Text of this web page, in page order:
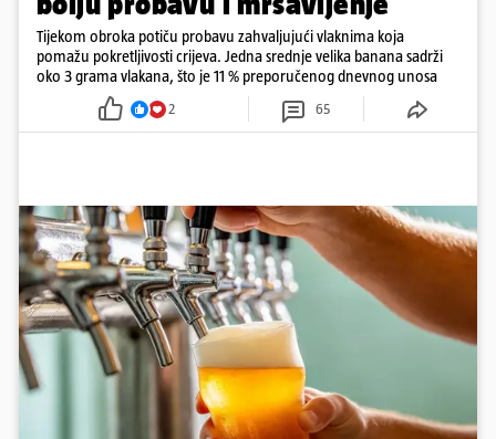
Tijekom obroka potiču probavu zahvaljujući vlaknima koja
pomažu pokretljivosti crijeva. Jedna srednje velika banana sadrži
oko 3 grama vlakana, što je 11 % preporučenog dnevnog unosa
2 65